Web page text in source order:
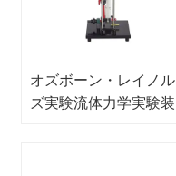
オズボーン・レイノル
ズ実験流体力学実験装